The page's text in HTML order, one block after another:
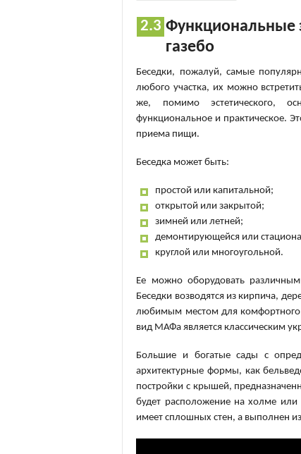
Функциональные
газебо
Беседки, пожалуй, самые
любого участка, их можно
же, помимо эстетического,
функциональное и практическое.
приема пищи.
Беседка может быть:
простой или капитальной;
открытой или закрытой;
зимней или летней;
демонтирующейся или
круглой или многоугольной.
Ее можно оборудовать
Беседки возводятся из кирпича,
любимым местом для комфортного
вид МАФа является классическим
Большие и богатые сады с
архитектурные формы, как
постройки с крышей,
будет расположение на холме
имеет сплошных стен, а выполнен